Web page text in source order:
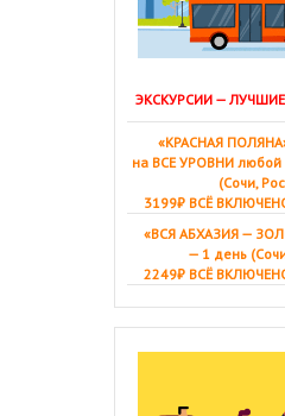
ЭКСКУРСИИ —
«КРАСНАЯ
на ВСЕ УРОВНИ любой
(Сочи,
3199₽ ВСЁ
«ВСЯ АБХАЗИЯ —
— 1 день
2249₽ ВСЁ